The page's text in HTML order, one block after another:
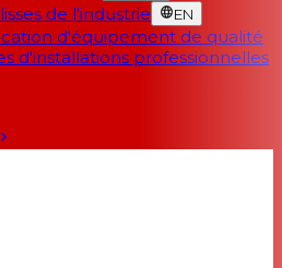
de l'industrie EN
d'équipement de qualité
d'installations professionnelles